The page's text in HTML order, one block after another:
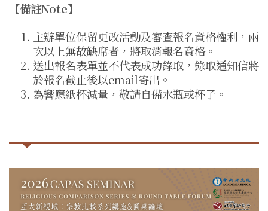
【備註Note】
主辦單位保留更改活動及審查報名資格權利，兩
次以上無故缺席者，將取消報名資格。
送出報名表單並不代表成功錄取，錄取通知信將
於報名截止後以email寄出。
為響應紙杯減量，敬請自備水瓶或杯子。